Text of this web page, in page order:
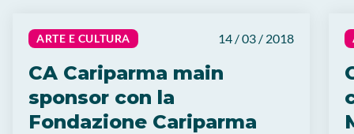
ARTE E CULTURA 14 / 03 / 2018
CA Cariparma main
sponsor con la
Fondazione Cariparma